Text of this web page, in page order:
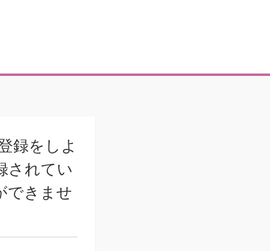
録をしよ
されてい
できませ